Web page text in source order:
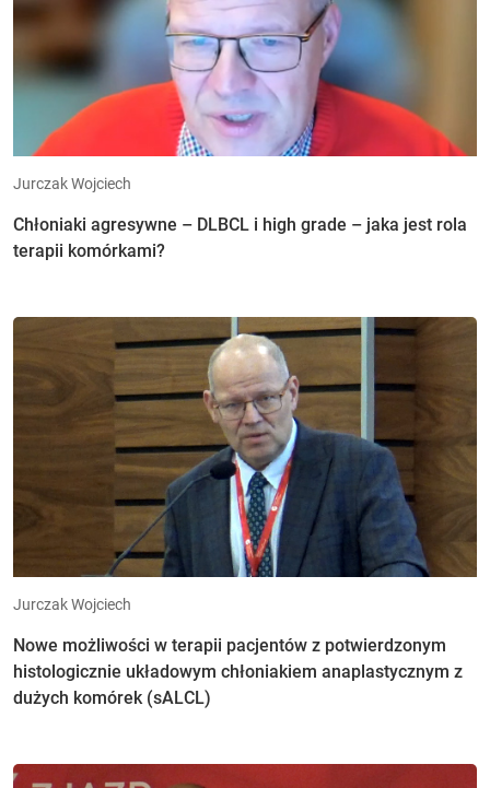
Jurczak Wojciech
Chłoniaki agresywne – DLBCL i high grade – jaka jest rola
terapii komórkami?
Jurczak Wojciech
Nowe możliwości w terapii pacjentów z potwierdzonym
histologicznie układowym chłoniakiem anaplastycznym z
dużych komórek (sALCL)